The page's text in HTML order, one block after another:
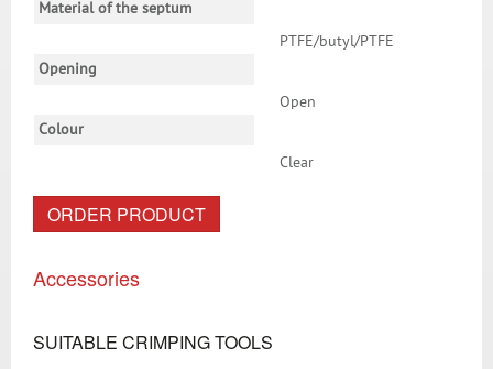
Material of the septum
PTFE/butyl/PTFE
Opening
Open
Colour
Clear
ORDER PRODUCT
Accessories
SUITABLE CRIMPING TOOLS